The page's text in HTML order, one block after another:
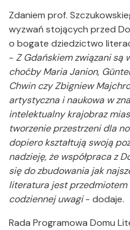
Zdaniem prof.
wyzwań stojących przed
o bogate dziedzictwo
- Z Gdańskiem związani są
choćby Maria Janion,
Chwin czy Zbigniew
artystyczna i naukowa w
intelektualny krajobraz
tworzenie przestrzeni dla
dopiero kształtują swoją
nadzieję, że współpraca z
się do zbudowania jak
literatura jest przedmiotem
codziennej uwagi- dodaje.
Rada Programowa Domu